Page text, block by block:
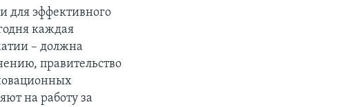
для эффективного
каждая
– должна
правительство
на работу за